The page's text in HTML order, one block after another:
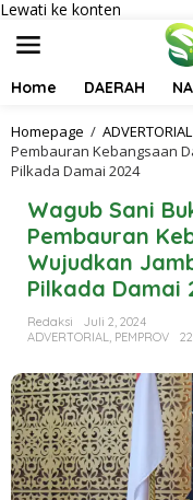
Lewati ke konten
Home DAERAH
Homepage / ADVERTORIAL
Pembauran Kebangsaan
Pilkada Damai 2024
Wagub Sani
Pembauran
Wujudkan
Pilkada Damai
Redaksi
Juli 2, 2024
ADVERTORIAL, PEMPROV